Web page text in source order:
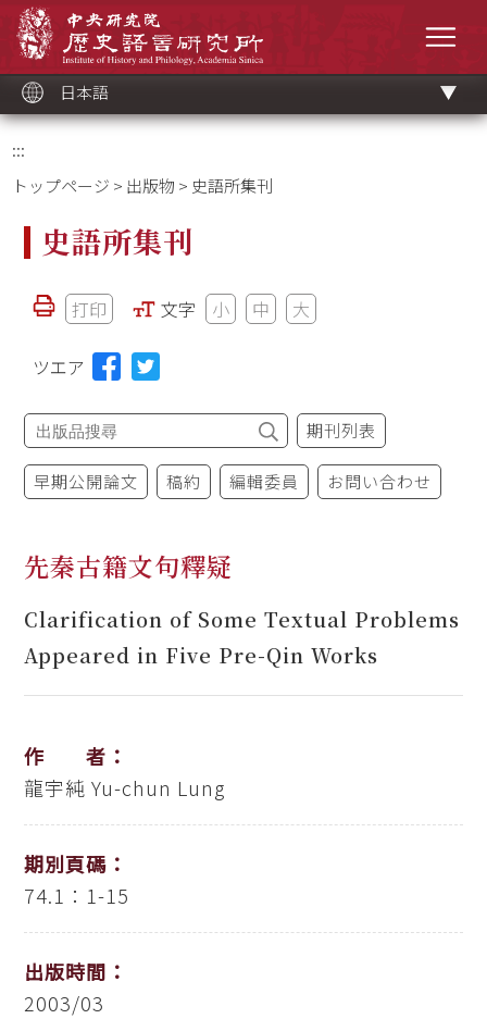
ッ
ク
日本語
:::
トップページ > 出版物 > 史語所集刊
史語所集刊
打印 文字 小 中 大
ツエア
期刊列表
早期公開論文 稿約 編輯委員 お問い合わせ
先秦古籍文句釋疑
Clarification of Some Textual Problems
Appeared in Five Pre-Qin Works
作 者：
龍宇純 Yu-chun Lung
期別頁碼：
74.1：1-15
出版時間：
2003/03